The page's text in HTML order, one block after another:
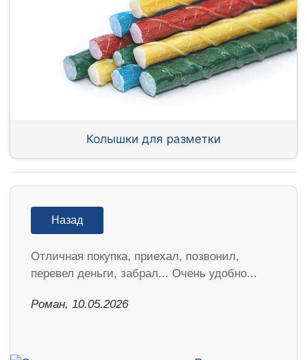
Колышки для разметки
Назад
Отличная покупка, приехал, позвонил,
перевел деньги, забрал... Очень удобно...
Роман, 10.05.2026